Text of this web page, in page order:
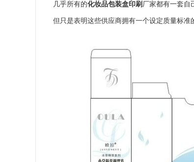
几乎所有的化妆品包装盒印刷 厂家都有一套自
但只是表明这些供应商拥有一个设定质量标准